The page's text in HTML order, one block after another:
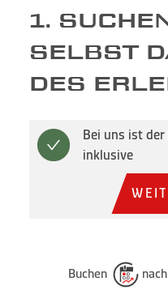
1.
SELBST
DES
Bei uns ist
inklusive
Buchen